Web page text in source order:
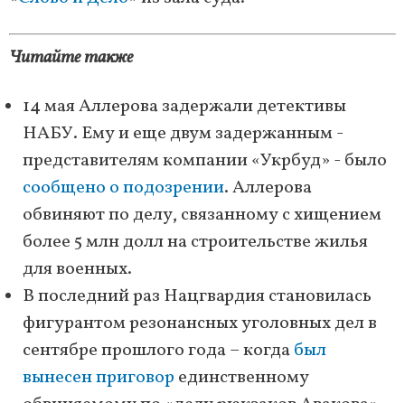
Читайте также
14 мая Аллерова задержали детективы
НАБУ. Ему и еще двум задержанным -
представителям компании «Укрбуд» - было
сообщено о подозрении. Аллерова
обвиняют по делу, связанному с хищением
более 5 млн долл на строительстве жилья
для военных.
В последний раз Нацгвардия становилась
фигурантом резонансных уголовных дел в
сентябре прошлого года – когдабыл
вынесен приговор единственному